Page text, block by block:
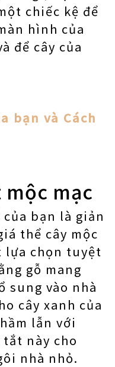
chiếc kệ để
hình của
để cây của
bạn và Cách
mạc
bạn là giản
thể cây mộc
lựa chọn tuyệt
gỗ mang
sung vào nhà
cây xanh của
lẫn với
này cho
nhà nhỏ.